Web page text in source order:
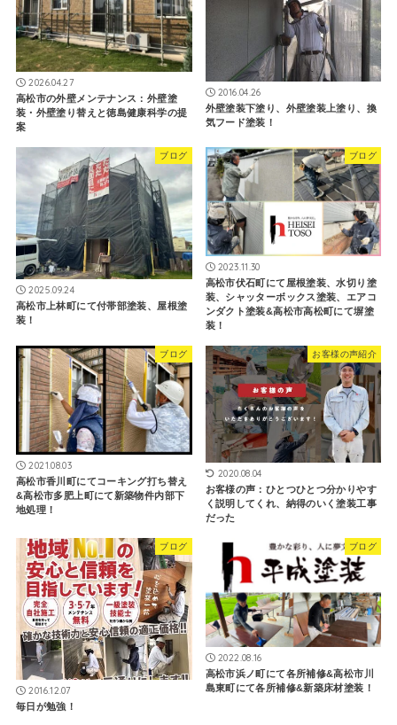
2026.04.27
高松市の外壁メンテナンス：外壁塗
装・外壁塗り替えと徳島健康科学の提
案
2016.04.26
外壁塗装下塗り、外壁塗装上塗り、換
気フード塗装！
ブログ
2025.09.24
高松市上林町にて付帯部塗装、屋根塗
装！
ブログ
2023.11.30
高松市伏石町にて屋根塗装、水切り塗
装、シャッターボックス塗装、エアコ
ンダクト塗装&高松市高松町にて塀塗
装！
ブログ
2021.08.03
高松市香川町にてコーキング打ち替え
&高松市多肥上町にて新築物件内部下
地処理！
お客様の声紹介
2020.08.04
お客様の声：ひとつひとつ分かりやす
く説明してくれ、納得のいく塗装工事
だった
ブログ
2016.12.07
毎日が勉強！
ブログ
2022.08.16
高松市浜ノ町にて各所補修&高松市川
島東町にて各所補修&新築床材塗装！